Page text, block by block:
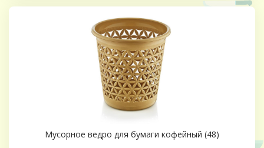
Мусорное ведро для бумаги кофейный (48)